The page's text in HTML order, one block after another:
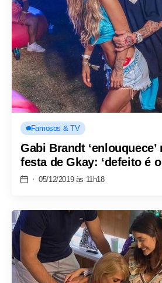
Famosos & TV
Gabi Brandt
festa de Gkay: ‘defeito é o
05/12/2019 às 11h18